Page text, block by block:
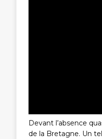
Devant l’absence
de la Bretagne. Un